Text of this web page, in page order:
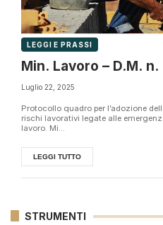
LEGGI E PRASSI
Min. Lavoro – D.M.
Luglio 22, 2025
Protocollo quadro per l’adozione
rischi lavorativi legate alle
lavoro. Mi...
LEGGI TUTTO
STRUMENTI